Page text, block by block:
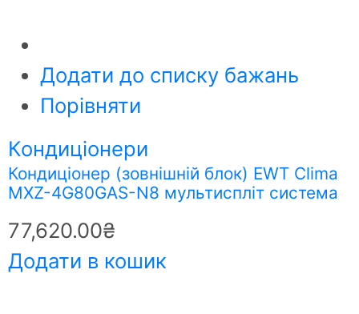
Додати до списку бажань
Порівняти
Кондиціонери
Кондиціонер (зовнішній блок) EWT Clima
MXZ-4G80GAS-N8 мультиспліт система
77,620.00₴
Додати в кошик